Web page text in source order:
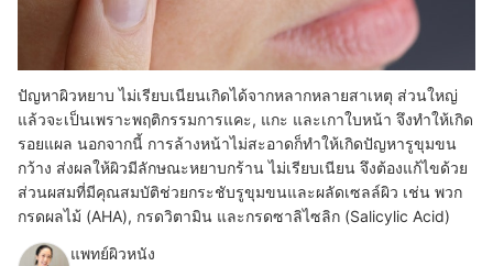
ปัญหาผิวหยาบ ไม่เรียบเนียนเกิดได้จากหลากหลายสาเหตุ ส่วนใหญ่
แล้วจะเป็นเพราะพฤติกรรมการแคะ, แกะ และเกาใบหน้า จึงทำให้เกิด
รอยแผล นอกจากนี้ การล้างหน้าไม่สะอาดก็ทำให้เกิดปัญหารูขุมขน
กว้าง ส่งผลให้ผิวมีลักษณะหยาบกร้าน ไม่เรียบเนียน จึงต้องแก้ไขด้วย
ส่วนผสมที่มีคุณสมบัติช่วยกระชับรูขุมขนและผลัดเซลล์ผิว เช่น พวก
กรดผลไม้ (AHA), กรดวิตามิน และกรดซาลิไซลิก (Salicylic Acid)
แพทย์ผิวหนัง